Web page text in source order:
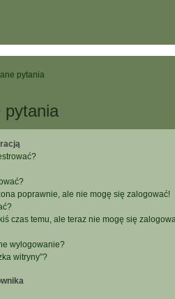
pytania
pytania
poprawnie, ale nie mogę się zalogować!
czas temu, ale teraz nie mogę się
wylogowanie?
witryny”?